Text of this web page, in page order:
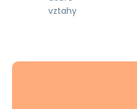
vztahy